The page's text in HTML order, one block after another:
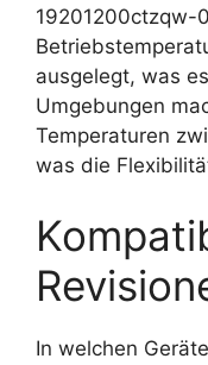
19201200ctzqw-
ausgelegt, was
Umgebungen
Temperaturen
was die
In welchen